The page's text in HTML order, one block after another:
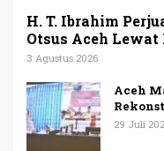
H. T. Ibrahim
Otsus Aceh Lewat
3 Agustus 2026
Aceh
29 Juli